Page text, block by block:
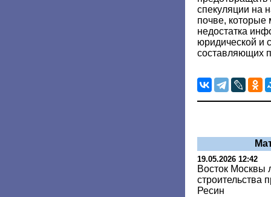
спекуляции на
почве, которые
недостатка
юридической и
составляющих
19.05.2026 12:42
Восток Москвы
строительства
Ресин